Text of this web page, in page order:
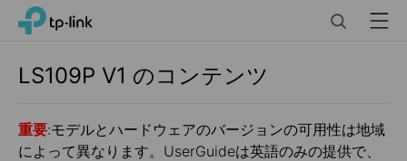
Click
navigation
TP-Link, Reliably Smart Menu
LS109P V1 のコンテンツ
重要:モデルとハードウェアのバージョンの可用性は地域
によって異なります。UserGuideは英語のみの提供で、